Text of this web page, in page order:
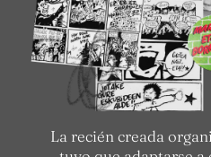
La recién creada